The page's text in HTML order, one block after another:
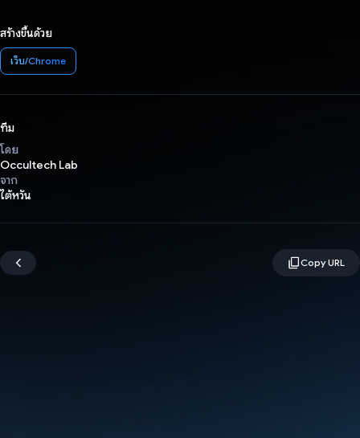
สร้างขึ้นด้วย
เว็บ/Chrome
ทีม
โดย
Occultech Lab
จาก
ไต้หวัน